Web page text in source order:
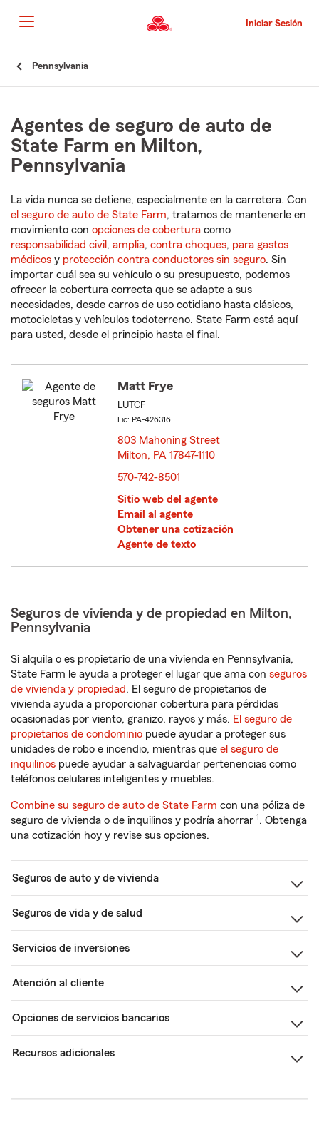
al
contenido
principal
Iniciar Sesión
Pennsylvania
Agentes de seguro de auto de
State Farm en Milton,
Pennsylvania
La vida nunca se detiene, especialmente en la carretera. Con
el seguro de auto de State Farm, tratamos de mantenerle en
movimiento con opciones de cobertura como
responsabilidad civil , amplia, contra choques, para gastos
médicos y protección contra conductores sin seguro. Sin
importar cuál sea su vehículo o su presupuesto, podemos
ofrecer la cobertura correcta que se adapte a sus
necesidades, desde carros de uso cotidiano hasta clásicos,
motocicletas y vehículos todoterreno. State Farm está aquí
para usted, desde el principio hasta el final.
Matt Frye
LUTCF
Lic: PA-426316
803 Mahoning Street
Milton, PA 17847-1110
570-742-8501
Sitio web del agente
Email al agente
Obtener una cotización
Agente de texto
Seguros de vivienda y de propiedad en Milton,
Pennsylvania
Si alquila o es propietario de una vivienda en Pennsylvania,
State Farm le ayuda a proteger el lugar que ama con seguros
de vivienda y propiedad. El seguro de propietarios de
vivienda ayuda a proporcionar cobertura para pérdidas
ocasionadas por viento, granizo, rayos y más. El seguro de
propietarios de condominio puede ayudar a proteger sus
unidades de robo e incendio, mientras que el seguro de
inquilinos puede ayudar a salvaguardar pertenencias como
teléfonos celulares inteligentes y muebles.
Combine su seguro de auto de State Farm con una póliza de
seguro de vivienda o de inquilinos y podría ahorrar 1. Obtenga
una cotización hoy y revise sus opciones.
Seguros de auto y de vivienda
Seguros de vida y de salud
Servicios de inversiones
Atención al cliente
Opciones de servicios bancarios
Recursos adicionales